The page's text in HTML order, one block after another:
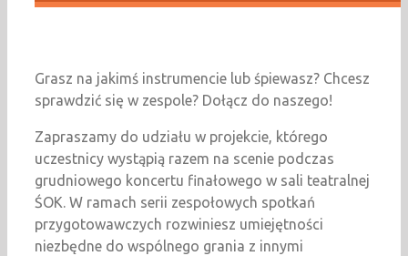
Grasz na jakimś instrumencie lub śpiewasz? Chcesz
sprawdzić się w zespole? Dołącz do naszego!
Zapraszamy do udziału w projekcie, którego
uczestnicy wystąpią razem na scenie podczas
grudniowego koncertu finałowego w sali teatralnej
ŚOK. W ramach serii zespołowych spotkań
przygotowawczych rozwiniesz umiejętności
niezbędne do wspólnego grania z innymi